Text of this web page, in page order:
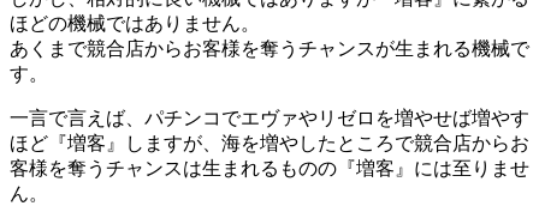
ほどの機械ではありません。
あくまで競合店からお客様を奪うチャンスが生まれる機械で
す。
一言で言えば、パチンコでエヴァやリゼロを増やせば増やす
ほど『増客』しますが、海を増やしたところで競合店からお
客様を奪うチャンスは生まれるものの『増客』には至りませ
ん。